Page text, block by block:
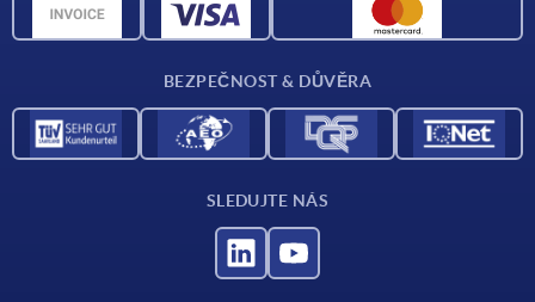
CAD data
BEZPEČNOST & DŮVĚRA
SLEDUJTE NÁS